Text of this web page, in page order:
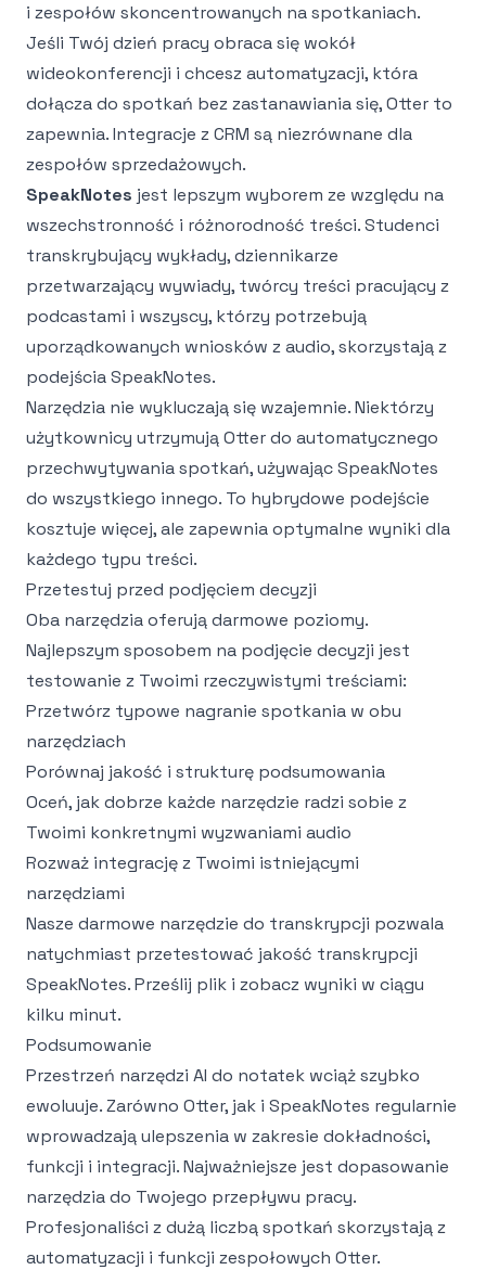
i zespołów skoncentrowanych na spotkaniach.
Jeśli Twój dzień pracy obraca się wokół
wideokonferencji i chcesz automatyzacji, która
dołącza do spotkań bez zastanawiania się, Otter to
zapewnia. Integracje z CRM są niezrównane dla
zespołów sprzedażowych.
SpeakNotes jest lepszym wyborem ze względu na
wszechstronność i różnorodność treści. Studenci
transkrybujący wykłady, dziennikarze
przetwarzający wywiady, twórcy treści pracujący z
podcastami i wszyscy, którzy potrzebują
uporządkowanych wniosków z audio, skorzystają z
podejścia SpeakNotes.
Narzędzia nie wykluczają się wzajemnie. Niektórzy
użytkownicy utrzymują Otter do automatycznego
przechwytywania spotkań, używając SpeakNotes
do wszystkiego innego. To hybrydowe podejście
kosztuje więcej, ale zapewnia optymalne wyniki dla
każdego typu treści.
Przetestuj przed podjęciem decyzji
Oba narzędzia oferują darmowe poziomy.
Najlepszym sposobem na podjęcie decyzji jest
testowanie z Twoimi rzeczywistymi treściami:
Przetwórz typowe nagranie spotkania w obu
narzędziach
Porównaj jakość i strukturę podsumowania
Oceń, jak dobrze każde narzędzie radzi sobie z
Twoimi konkretnymi wyzwaniami audio
Rozważ integrację z Twoimi istniejącymi
narzędziami
Nasze darmowe narzędzie do transkrypcji pozwala
natychmiast przetestować jakość transkrypcji
SpeakNotes. Prześlij plik i zobacz wyniki w ciągu
kilku minut.
Podsumowanie
Przestrzeń narzędzi AI do notatek wciąż szybko
ewoluuje. Zarówno Otter, jak i SpeakNotes regularnie
wprowadzają ulepszenia w zakresie dokładności,
funkcji i integracji. Najważniejsze jest dopasowanie
narzędzia do Twojego przepływu pracy.
Profesjonaliści z dużą liczbą spotkań skorzystają z
automatyzacji i funkcji zespołowych Otter.